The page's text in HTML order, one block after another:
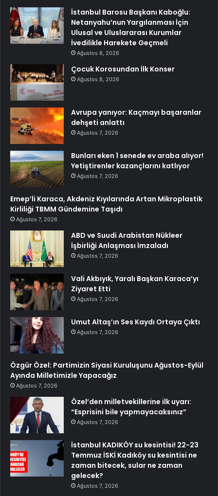
İstanbul Barosu Başkanı Kaboğlu:
Netanyahu’nun Yargılanması İçin
Ulusal ve Uluslararası Kurumlar
İvedilikle Harekete Geçmeli
Ağustos 8, 2026
Çocuk Korosundan İlk Konser
Ağustos 8, 2026
Avrupa yanıyor: Kaçmayı başaranlar
dehşeti anlattı
Ağustos 7, 2026
Bunları eken 1 senede ev araba alıyor!
Yetiştirenler kazançlarını katlıyor
Ağustos 7, 2026
Emep’li Karaca, Akdeniz Kıyılarında Artan Mikroplastik
Kirliliği TBMM Gündemine Taşıdı
Ağustos 7, 2026
ABD ve Suudi Arabistan Nükleer
İşbirliği Anlaşması İmzaladı
Ağustos 7, 2026
Vali Akbıyık, Yaralı Başkan Karaca’yı
Ziyaret Etti
Ağustos 7, 2026
Umut Altaş’ın Ses Kaydı Ortaya Çıktı
Ağustos 7, 2026
Özgür Özel: Partimizin Siyasi Kuruluşunu Ağustos-Eylül
Ayında Milletimizle Yapacağız
Ağustos 7, 2026
Özel’den milletvekillerine ilk uyarı:
“Esprisini bile yapmayacaksınız”
Ağustos 7, 2026
İstanbul KADIKÖY su kesintisi! 22-23
Temmuz İSKİ Kadıköy su kesintisi ne
zaman bitecek, sular ne zaman
gelecek?
Ağustos 7, 2026